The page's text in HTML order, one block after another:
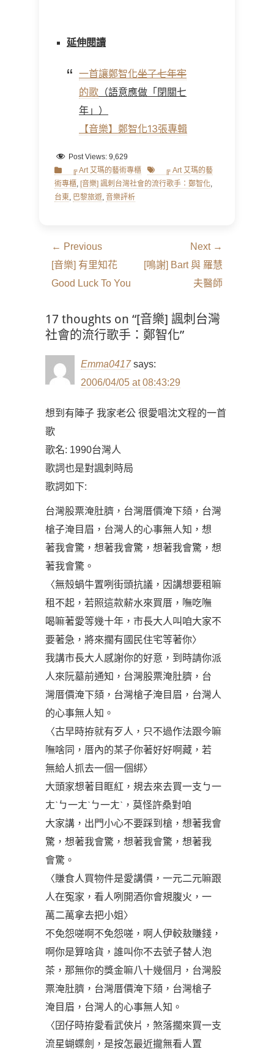
延伸閱讀
一首讓鄭智化坐了七年牢
的歌 （語意應做「閉關七
年」）
【音樂】鄭智化13張專輯
Post Views: 9,629
Categories
╔ Art 艾瑪的藝術專櫃 Tags ╔ Art 艾瑪的藝
術專櫃, [音樂] 諷刺台灣社會的流行歌手：鄭智化,
台東, 巴黎旅遊, 音樂評析
文
章
導
← Previous
Previous
post:
[音樂] 有里知花
Good Luck To You
Next →
Next
[鳴謝] Bart 與 羅慧
夫醫師
17 thoughts on “[音樂] 諷刺台灣
社會的流行歌手：鄭智化”
Emma0417 says:
2006/04/05 at 08:43:29
想到有陣子 我家老公 很愛唱沈文程的一首
歌
歌名: 1990台灣人
歌詞也是對諷刺時局
歌詞如下:
台灣股票淹肚臍，台灣厝價淹下頦，台灣
槍子淹目眉，台灣人的心事無人知，想
著我會驚，想著我會驚，想著我會驚，想
著我會驚。
〈無殼蝸牛置咧街頭抗議，因講想要租嘛
租不起，若照這款薪水來買厝，嘸吃嘸
喝嘛著愛等幾十年，市長大人叫咱大家不
要著急，將來擱有國民住宅等著你〉
我講市長大人感謝你的好意，到時請你派
人來阮墓前通知，台灣股票淹肚臍，台
灣厝價淹下頦，台灣槍子淹目眉，台灣人
的心事無人知。
〈古早時拵就有歹人，只不過作法跟今嘛
嘸啥同，厝內的某子你著好好啊藏，若
無給人抓去一個一個綁〉
大頭家想著目眶紅，規去來去買一支ㄅ一
ㄤˋㄅ一ㄤˋㄅ一ㄤˋ，莫怪許桑對咱
大家講，出門小心不要踩到槍，想著我會
驚，想著我會驚，想著我會驚，想著我
會驚。
〈賺食人買物件是愛講價，一元二元嘛跟
人在冤家，看人咧開酒你會規腹火，一
萬二萬拿去把小姐〉
不免怨嗟啊不免怨嗟，啊人伊較敖賺錢，
啊你是算啥貨，誰叫你不去號子替人泡
茶，那無你的獎金嘛八十幾個月，台灣股
票淹肚臍，台灣厝價淹下頦，台灣槍子
淹目眉，台灣人的心事無人知。
〈囝仔時拵愛看武俠片，煞落擱來買一支
流星蝴蝶劍，是按怎最近攏無看人置